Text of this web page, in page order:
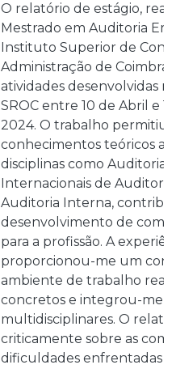
O relatório de estágio,
Mestrado em Auditoria
Instituto Superior de
Administração de
atividades desenvolvidas
SROC entre 10 de Abril e
2024. O trabalho permitiu
conhecimentos teóricos
disciplinas como Auditoria
Internacionais de
Auditoria Interna,
desenvolvimento de
para a profissão. A
proporcionou-me um
ambiente de trabalho real,
concretos e integrou-me
multidisciplinares. O
criticamente sobre as
dificuldades enfrentadas e